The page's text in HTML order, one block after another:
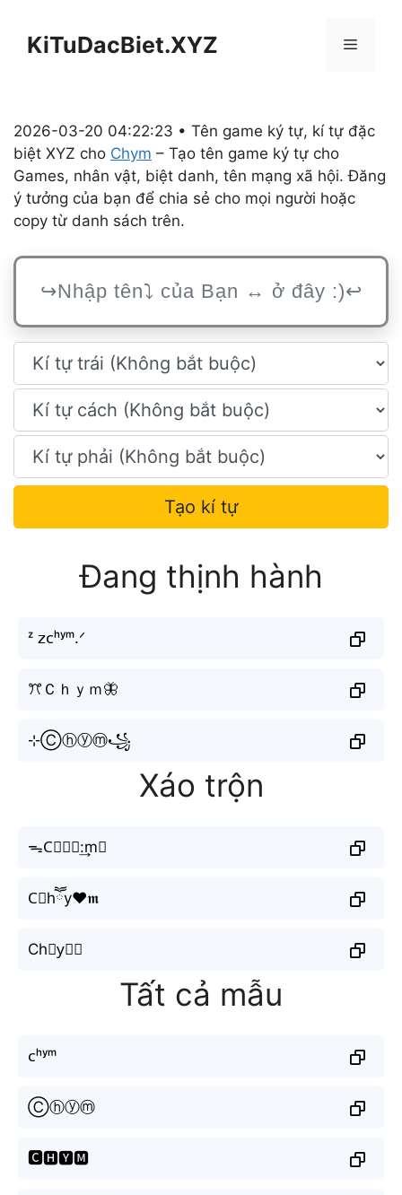
KiTuDacBiet.XYZ Menu
2026-03-20 04:22:23 • Tên game ký tự, kí tự đặc
biệt XYZ cho Chym – Tạo tên game ký tự cho
Games, nhân vật, biệt danh, tên mạng xã hội. Đăng
ý tưởng của bạn để chia sẻ cho mọi người hoặc
copy từ danh sách trên.
Tạo kí tự
Đang thịnh hành
ᶻ 𝗓ᴄʰʸᵐ.ᐟ
ꔫＣｈｙｍ🦋
⊹Ⓒⓗⓨⓜ꧁
Xáo trộn
ᯓC⃣𝒽⒴:͢m⋆
C⃗hཽy♥𝖒
Ch∿y⃘⒨
Tất cả mẫu
ᴄʰʸᵐ
Ⓒⓗⓨⓜ
🅲🅷🆈🅼